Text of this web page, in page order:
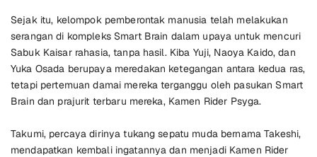
Sejak itu, kelompok pemberontak manusia telah melakukan
serangan di kompleks Smart Brain dalam upaya untuk mencuri
Sabuk Kaisar rahasia, tanpa hasil. Kiba Yuji, Naoya Kaido, dan
Yuka Osada berupaya meredakan ketegangan antara kedua ras,
tetapi pertemuan damai mereka terganggu oleh pasukan Smart
Brain dan prajurit terbaru mereka, Kamen Rider Psyga.
Takumi, percaya dirinya tukang sepatu muda bernama Takeshi,
mendapatkan kembali ingatannya dan menjadi Kamen Rider